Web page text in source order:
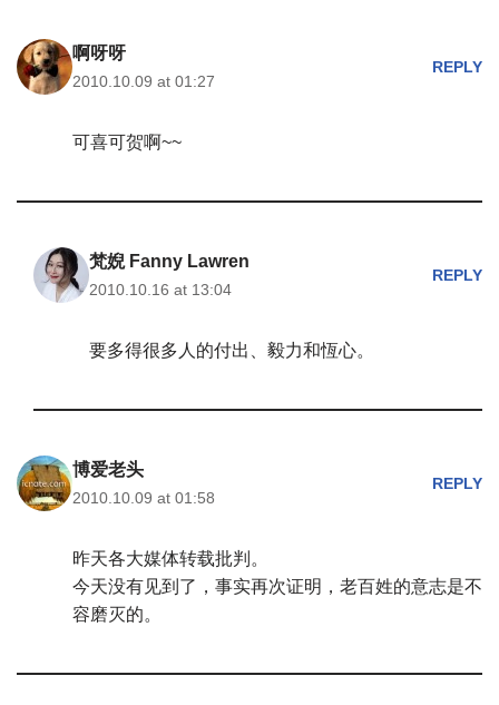
啊呀呀
2010.10.09 at 01:27
REPLY
可喜可贺啊~~
梵婗 Fanny Lawren
2010.10.16 at 13:04
REPLY
要多得很多人的付出、毅力和恆心。
博爱老头
2010.10.09 at 01:58
REPLY
昨天各大媒体转载批判。
今天没有见到了，事实再次证明，老百姓的意志是不
容磨灭的。